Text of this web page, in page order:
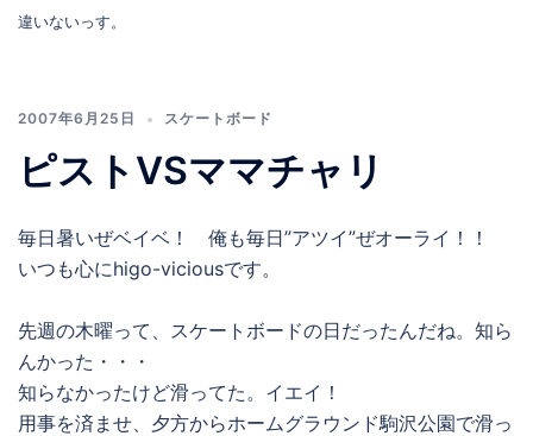
違いないっす。
2007年6月25日 スケートボード
ピストVSママチャリ
毎日暑いぜベイベ！ 俺も毎日”アツイ”ぜオーライ！！
いつも心にhigo-viciousです。
先週の木曜って、スケートボードの日だったんだね。知ら
んかった・・・
知らなかったけど滑ってた。イエイ！
用事を済ませ、夕方からホームグラウンド駒沢公園で滑っ